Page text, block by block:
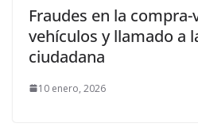
Fraudes en la
vehículos y llamado a
ciudadana
10 enero, 2026